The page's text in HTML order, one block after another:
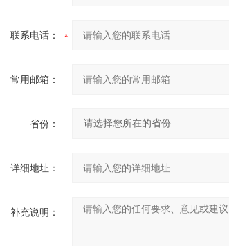
联系电话：
常用邮箱：
省份：
详细地址：
补充说明：